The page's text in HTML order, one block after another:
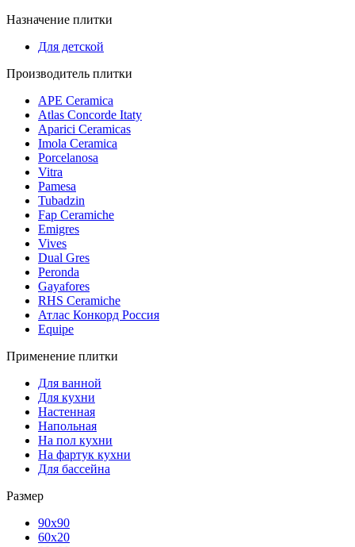
Назначение плитки
Для детской
Производитель плитки
APE Ceramica
Atlas Concorde Itaty
Aparici Ceramicas
Imola Ceramica
Porcelanosa
Vitra
Pamesa
Tubadzin
Fap Ceramiche
Emigres
Vives
Dual Gres
Peronda
Gayafores
RHS Ceramiche
Атлас Конкорд Россия
Equipe
Применение плитки
Для ванной
Для кухни
Настенная
Напольная
На пол кухни
На фартук кухни
Для бассейна
Размер
90х90
60х20